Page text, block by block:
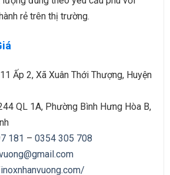
rẻ trên thị trường.
Ấp 2, Xã Xuân Thới Thượng, Huyện
QL 1A, Phường Bình Hưng Hòa B,
181 – 0354 305 708